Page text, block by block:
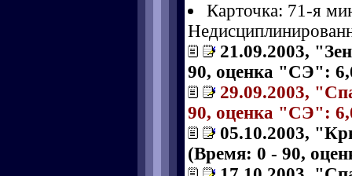
Карточка: 71-я
21.09.2003,
90, оценка "СЭ":
29.09.2003,
90, оценка "СЭ":
05.10.2003,
(Время: 0 - 90,